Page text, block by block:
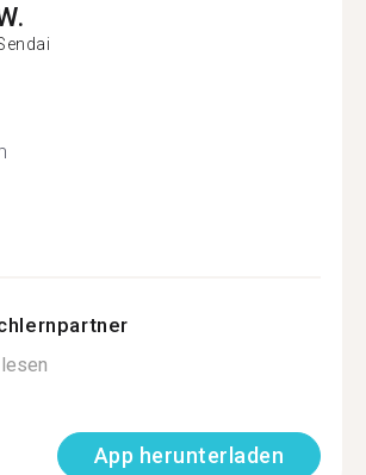
App herunterladen